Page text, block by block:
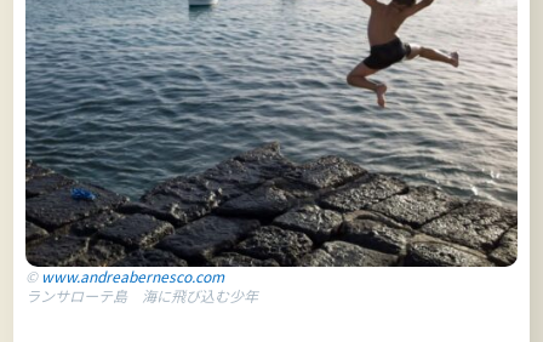
© www.andreabernesco.com
ランサローテ島 海に飛び込む少年